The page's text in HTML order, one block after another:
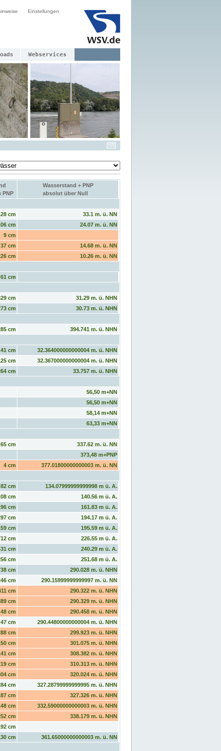
Einstellungen
Webservices
PNP
Wasserstand + PNP
absolut über Null
cm
33.1 m. ü. NN
cm
24.07 m. ü. NN
9 cm
37 cm
14.68 m. ü. NN
cm
10.26 m. ü. NN
61 cm
cm
31.29 m. ü. NHN
cm
30.73 m. ü. NHN
cm
394.741 m. ü. NHN
41 cm
32.364000000000004 m. ü. NHN
cm
32.367000000000004 m. ü. NHN
cm
33.757 m. ü. NHN
56,50 m+NN
56,50 m+NN
58,14 m+NN
63,33 m+NN
65 cm
337.62 m. ü. NN
373,48 m+PNP
4 cm
377.01800000000003 m. ü. NN
82 cm
134.07999999999998 m ü. A.
cm
140.56 m ü. A.
cm
161.83 m ü. A.
cm
194.17 m ü. A.
cm
195.59 m ü. A.
cm
226.55 m ü. A.
cm
240.29 m ü. A.
cm
251.68 m ü. A.
cm
290.028 m. ü. NHN
cm
290.15999999999997 m. ü. NN
cm
290.322 m. ü. NHN
cm
290.329 m. ü. NHN
48 cm
290.458 m. ü. NHN
47 cm
290.44800000000004 m. ü. NHN
cm
299.923 m. ü. NHN
cm
301.075 m. ü. NHN
cm
308.382 m. ü. NHN
cm
310.313 m. ü. NHN
cm
320.024 m. ü. NHN
cm
327.28799999999995 m. ü. NHN
cm
327.326 m. ü. NHN
cm
332.59000000000003 m. ü. NHN
cm
338.179 m. ü. NHN
cm
cm
361.65000000000003 m. ü. NN